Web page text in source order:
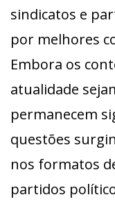
sindicatos e
por melhores
Embora os
atualidade
permanecem
questões
nos formatos
partidos